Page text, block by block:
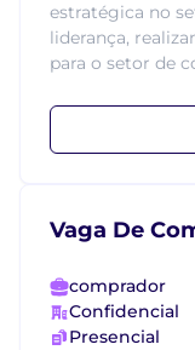
estratégica no
liderança,
para o setor de
Vaga De
comprador
Confidencial
Presencial